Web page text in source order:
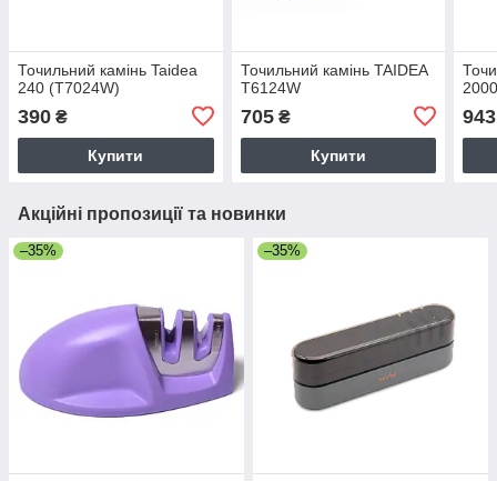
Точильний камінь Taidea
240 (T7024W)
390 ₴
Купити
Точильний камінь TAIDEA
T6124W
705₴
Купити
943
Акційні пропозиції та новинки
–35% –35%